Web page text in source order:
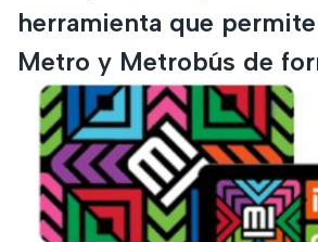
herramienta que
Metro y Metrobús de